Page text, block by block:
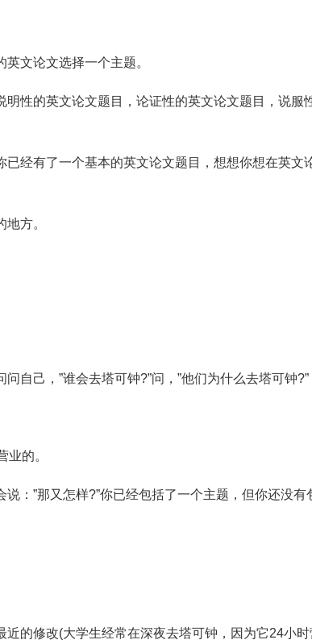
文论文选择一个主题。
性的英文论文题目，论证性的英文论文题目，说服
经有了一个基本的英文论文题目，想想你想在英文
方。
自己，”谁会去塔可钟?”问，”他们为什么去塔可钟?”
业的。
：”那又怎样?”你已经包括了一个主题，但你还没有
的修改(大学生经常在深夜去塔可钟，因为它24小